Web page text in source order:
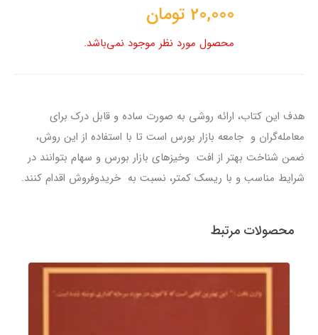
20,000 تومان
محصول مورد نظر موجود نمی‌باشد.
هدف این کتاب، ارائه روشی به صورت ساده و قابل درک برای
معامله‌گران و جامعه بازار بورس است تا با استفاده از این روش،
ضمن شناخت بهتر از افت وخیزهای بازار بورس و سهام بتوانند در
شرایط مناسب و با ریسک کمتر، نسبت به خریدوفروش اقدام کنند.
محصولات مرتبط